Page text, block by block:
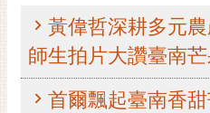
市府團隊
主題服務
黃偉哲深耕多元
師生拍片大讚臺南
首爾飄起臺南香